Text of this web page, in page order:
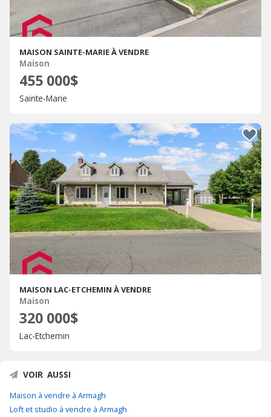
MAISON SAINTE-MARIE À VENDRE
Maison
455 000$
Sainte-Marie
MAISON LAC-ETCHEMIN À VENDRE
Maison
320 000$
Lac-Etchemin
VOIR AUSSI
Maison à vendre à Armagh
Loft et studio à vendre à Armagh